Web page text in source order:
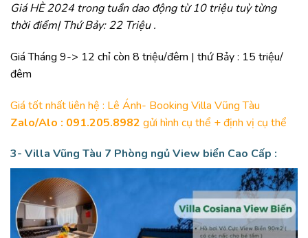
Giá HÈ 2024 trong tuần dao động từ 10 triệu tuỳ từng
thời điểm| Thứ Bảy: 22 Triệu .
Giá Tháng 9-> 12 chỉ còn 8 triệu/đêm | thứ Bảy : 15 triệu/
đêm
Giá tốt nhất liên hệ : Lê Ánh- Booking Villa Vũng Tàu
Zalo/Alo : 091.205.8982 gửi hình cụ thể + định vị cụ thể
3- Villa Vũng Tàu 7 Phòng ngủ View biển Cao Cấp :